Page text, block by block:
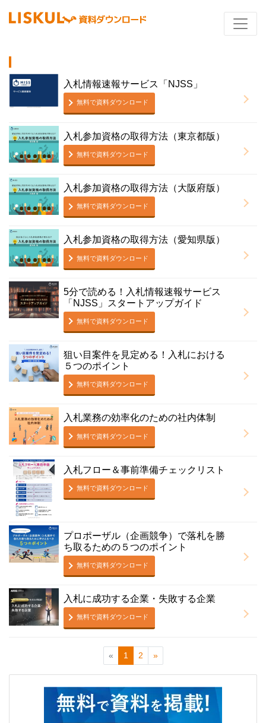
入札情報速報サービス「NJSS」
無料で資料ダウンロード
入札参加資格の取得方法（東京都版）
無料で資料ダウンロード
入札参加資格の取得方法（大阪府版）
無料で資料ダウンロード
入札参加資格の取得方法（愛知県版）
無料で資料ダウンロード
5分で読める！入札情報速報サービス
「NJSS」スタートアップガイド
無料で資料ダウンロード
狙い目案件を見定める！入札における
５つのポイント
無料で資料ダウンロード
入札業務の効率化のための社内体制
無料で資料ダウンロード
入札フロー＆事前準備チェックリスト
無料で資料ダウンロード
プロポーザル（企画競争）で落札を勝
ち取るための５つのポイント
無料で資料ダウンロード
入札に成功する企業・失敗する企業
無料で資料ダウンロード
« 1 2 »